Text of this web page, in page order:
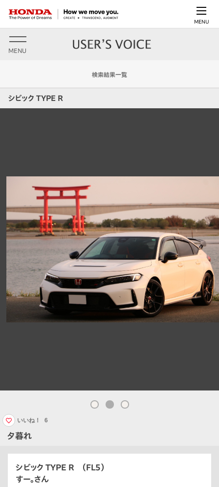
MENU
MENU
検索結果一覧
シビック TYPE R
夕暮れ
いいね！ 6
シビック TYPE R （FL5）
すー。さん